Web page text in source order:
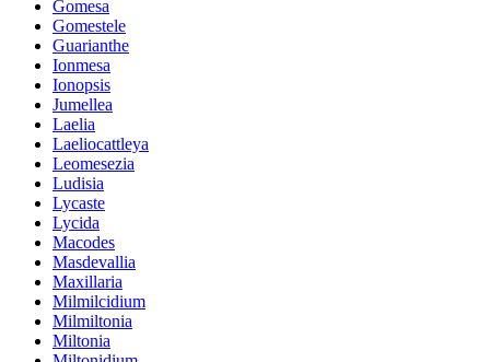
Gomesa
Gomestele
Guarianthe
Ionmesa
Ionopsis
Jumellea
Laelia
Laeliocattleya
Leomesezia
Ludisia
Lycaste
Lycida
Macodes
Masdevallia
Maxillaria
Milmilcidium
Milmiltonia
Miltonia